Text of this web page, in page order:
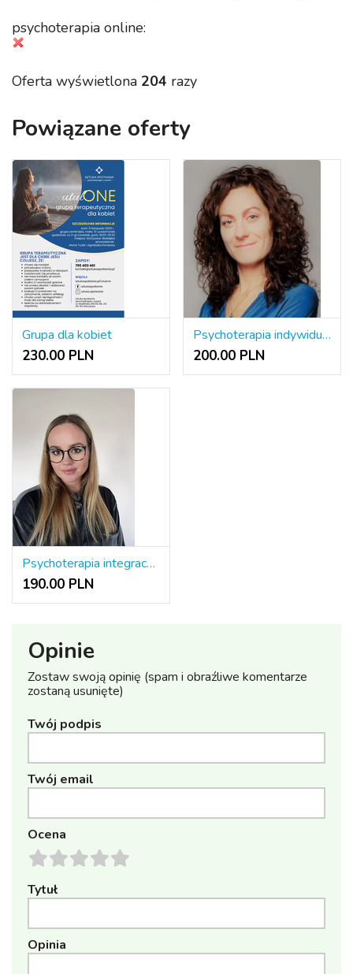
psychoterapia online:
Oferta wyświetlona 204 razy
Powiązane oferty
Grupa dla kobiet
230.00 PLN
Psychoterapia indywidualna/także online
200.00 PLN
Psychoterapia integracyjna
190.00 PLN
Opinie
Zostaw swoją opinię (spam i obraźliwe komentarze
zostaną usunięte)
Twój podpis
Twój email
Ocena
Tytuł
Opinia